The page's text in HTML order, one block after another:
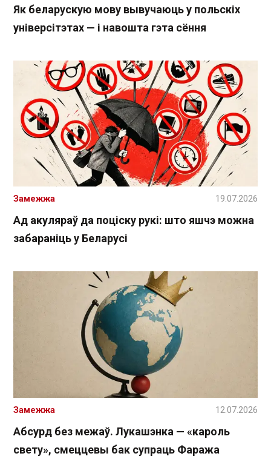
Як беларускую мову вывучаюць у польскіх
універсітэтах — і навошта гэта сёння
Ад акуляраў да поціску рукі: што яшчэ можна
забараніць у Беларусі
Замежжа 19.07.2026
Абсурд без межаў. Лукашэнка — «кароль
свету», смеццевы бак супраць Фаража
Замежжа 12.07.2026